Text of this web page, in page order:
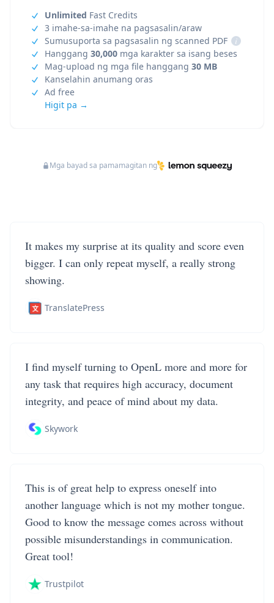
Unlimited Fast Credits
3 imahe-sa-imahe na pagsasalin/araw
Sumusuporta sa pagsasalin ng scanned PDF
i
Hanggang 30,000 mga karakter sa isang beses
Mag-upload ng mga file hanggang 30 MB
Kanselahin anumang oras
Ad free
Higit pa →
Mga bayad sa pamamagitan ng
It makes my surprise at its quality and score even
bigger. I can only repeat myself, a really strong
showing.
TranslatePress
I find myself turning to OpenL more and more for
any task that requires high accuracy, document
integrity, and peace of mind about my data.
Skywork
This is of great help to express oneself into
another language which is not my mother tongue.
Good to know the message comes across without
possible misunderstandings in communication.
Great tool!
Trustpilot